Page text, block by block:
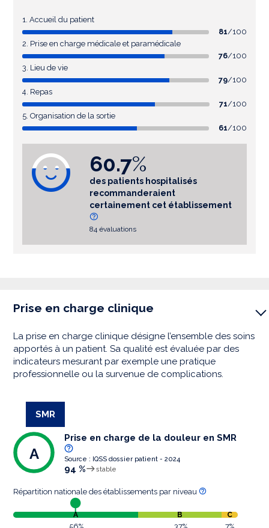
1. Accueil du patient
81/100
2. Prise en charge médicale et paramédicale
76/100
3. Lieu de vie
79/100
4. Repas
71/100
5. Organisation de la sortie
61/100
60.7%
des patients hospitalisés
recommanderaient
certainement cet établissement
84 évaluations
Prise en charge clinique
La prise en charge clinique désigne l’ensemble des soins
apportés à un patient. Sa qualité est évaluée par des
indicateurs mesurant par exemple une pratique
professionnelle ou la survenue de complications.
SMR
Prise en charge de la douleur en SMR
Source : IQSS dossier patient - 2024
94 % stable
A
Répartition nationale des établissements par niveau
A B C